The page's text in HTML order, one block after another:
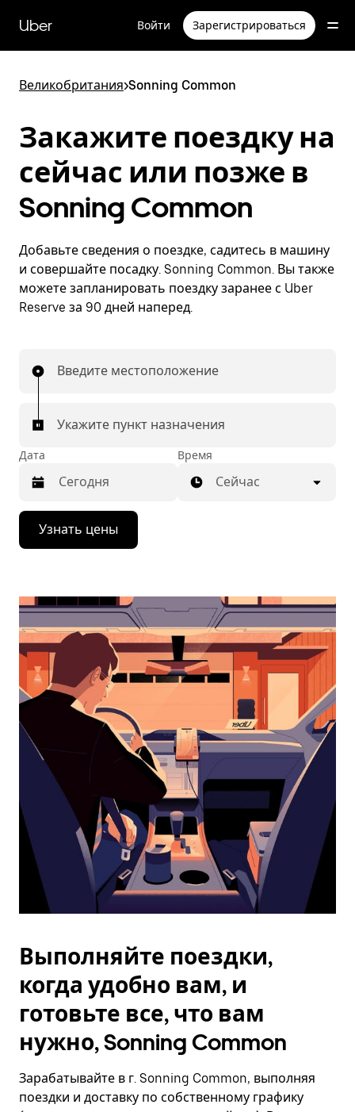
перейти
к
содержимому
Uber Войти Зарегистрироваться
Великобритания>Sonning Common
Закажите поездку на
сейчас или позже в
Sonning Common
Добавьте сведения о поездке, садитесь в машину
и совершайте посадку. Sonning Common. Вы также
можете запланировать поездку заранее с Uber
Reserve за 90 дней наперед.
Введите местоположение
Укажите пункт назначения
Дата
Нажмите
стрелку
вниз,
календарю
выбрать
дату.
Чтобы
закрыть
календарь,
нажмите
Esc.
Время
Сейчас
Узнать цены
Выполняйте поездки,
когда удобно вам, и
готовьте все, что вам
нужно, Sonning Common
Зарабатывайте в г. Sonning Common, выполняя
поездки и доставку по собственному графику